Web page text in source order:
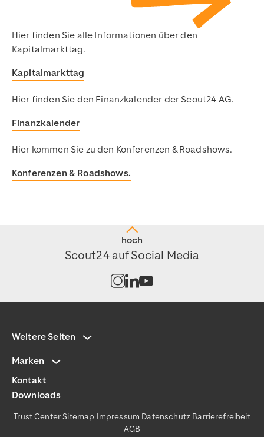
Hier finden Sie alle Informationen über den
Kapitalmarkttag.
Kapitalmarkttag
Hier finden Sie den Finanzkalender der Scout24 AG.
Finanzkalender
Hier kommen Sie zu den Konferenzen & Roadshows.
Konferenzen & Roadshows.
hoch
Scout24 auf Social Media
Kanal auf Instagram öffnen
Kanal auf LinkedIn öffnen
Weitere Seiten
Marken
Kontakt
Downloads
Trust CenterSitemap Impressum Datenschutz Barrierefreiheit
AGB